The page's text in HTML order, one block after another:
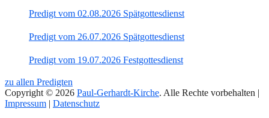
Predigt vom 02.08.2026 Spätgottesdienst
Predigt vom 26.07.2026 Spätgottesdienst
Predigt vom 19.07.2026 Festgottesdienst
zu allen Predigten
Copyright © 2026 Paul-Gerhardt-Kirche. Alle Rechte vorbehalten |
Impressum | Datenschutz